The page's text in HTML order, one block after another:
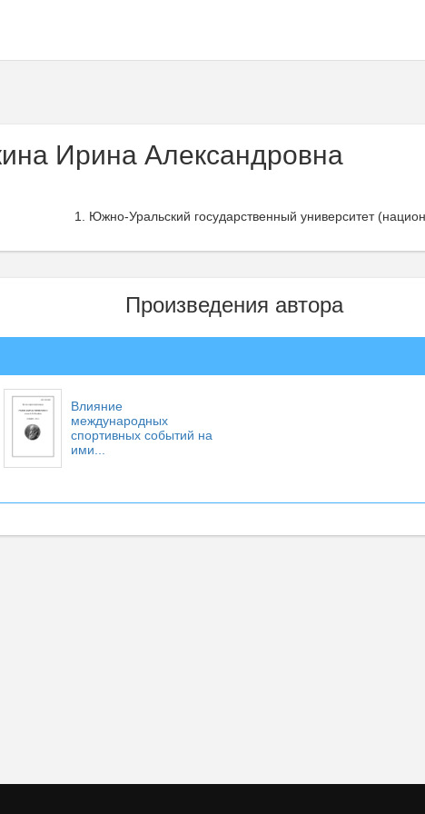
Ирина Александровна
Южно-Уральский государственный университет
Произведения автора
Влияние
международных
спортивных событий на
ими...